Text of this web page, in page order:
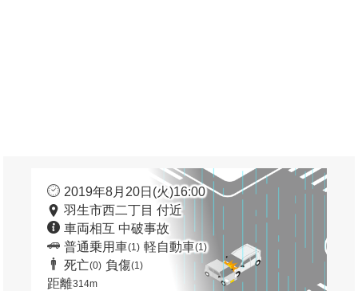
2019年8月20日(火)16:00
羽生市西二丁目 付近
車両相互 中破事故
普通乗用車(1) 軽自動車(1)
死亡(0) 負傷(1)
距離314m